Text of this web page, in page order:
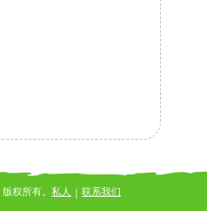
私人 |联系我们
权所有。